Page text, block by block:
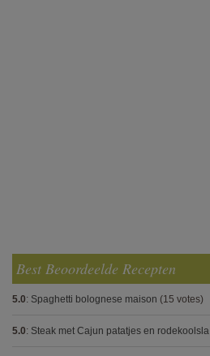
Best Beoordeelde Recepten
5.0: Spaghetti bolognese maison (15 votes)
5.0: Steak met Cajun patatjes en rodekoolsla